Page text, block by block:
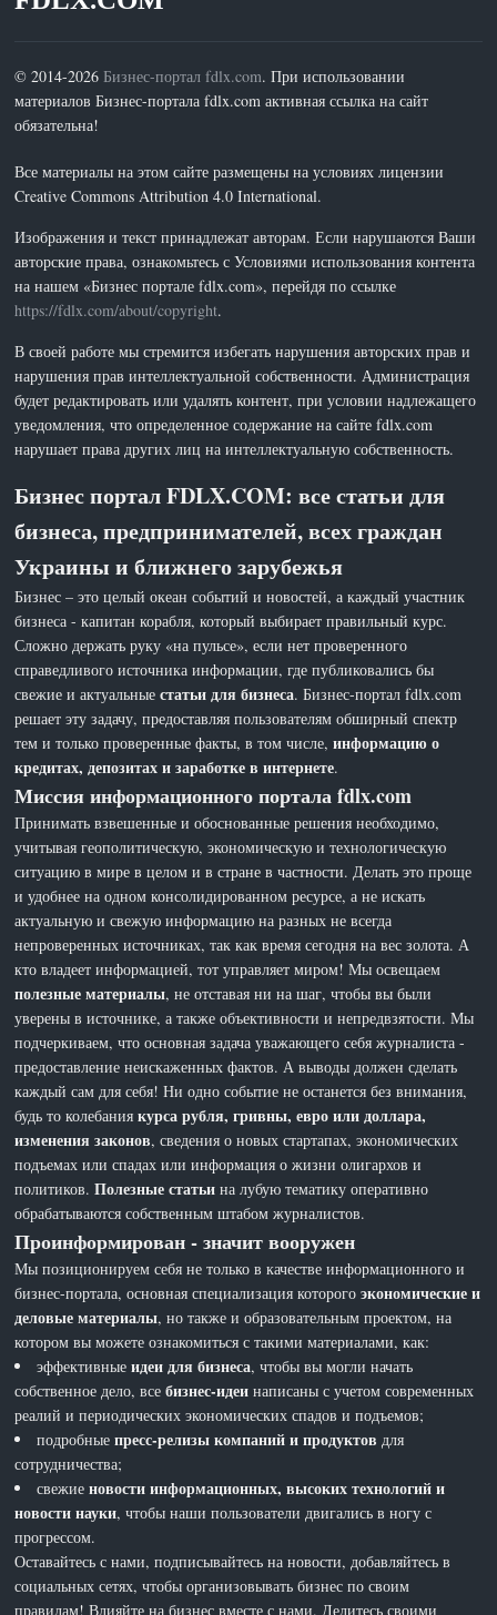
© 2014-2026Бизнес-портал fdlx.com. При использовании
материалов Бизнес-портала fdlx.com активная ссылка на сайт
обязательна!
Все материалы на этом сайте размещены на условиях лицензии
Creative Commons Attribution 4.0 International.
Изображения и текст принадлежат авторам. Если нарушаются Ваши
авторские права, ознакомьтесь с Условиями использования контента
на нашем «Бизнес портале fdlx.com», перейдя по ссылке
https://fdlx.com/about/copyright.
В своей работе мы стремится избегать нарушения авторских прав и
нарушения прав интеллектуальной собственности. Администрация
будет редактировать или удалять контент, при условии надлежащего
уведомления, что определенное содержание на сайте fdlx.com
нарушает права других лиц на интеллектуальную собственность.
Бизнес портал FDLX.COM: все статьи для
бизнеса, предпринимателей, всех граждан
Украины и ближнего зарубежья
Бизнес – это целый океан событий и новостей, а каждый участник
бизнеса - капитан корабля, который выбирает правильный курс.
Сложно держать руку «на пульсе», если нет проверенного
справедливого источника информации, где публиковались бы
свежие и актуальныестатьи для бизнеса. Бизнес-портал fdlx.com
решает эту задачу, предоставляя пользователям обширный спектр
тем и только проверенные факты, в том числе,информацию о
кредитах, депозитах и заработке в интернете.
Миссия информационного портала fdlx.com
Принимать взвешенные и обоснованные решения необходимо,
учитывая геополитическую, экономическую и технологическую
ситуацию в мире в целом и в стране в частности. Делать это проще
и удобнее на одном консолидированном ресурсе, а не искать
актуальную и свежую информацию на разных не всегда
непроверенных источниках, так как время сегодня на вес золота. А
кто владеет информацией, тот управляет миром! Мы освещаем
полезные материалы, не отставая ни на шаг, чтобы вы были
уверены в источнике, а также объективности и непредвзятости. Мы
подчеркиваем, что основная задача уважающего себя журналиста -
предоставление неискаженных фактов. А выводы должен сделать
каждый сам для себя! Ни одно событие не останется без внимания,
будь то колебаниякурса рубля, гривны, евро или доллара,
изменения законов, сведения о новых стартапах, экономических
подъемах или спадах или информация о жизни олигархов и
политиков.Полезные статьи на лубую тематику оперативно
обрабатываются собственным штабом журналистов.
Проинформирован - значит вооружен
Мы позиционируем себя не только в качестве информационного и
бизнес-портала, основная специализация которогоэкономические и
деловые материалы, но также и образовательным проектом, на
котором вы можете ознакомиться с такими материалами, как:
эффективныеидеи для бизнеса, чтобы вы могли начать
собственное дело, всебизнес-идеи написаны с учетом современных
реалий и периодических экономических спадов и подъемов;
подробныепресс-релизы компаний и продуктов для
сотрудничества;
свежиеновости информационных, высоких технологий и
новости науки, чтобы наши пользователи двигались в ногу с
прогрессом.
Оставайтесь с нами, подписывайтесь на новости, добавляйтесь в
социальных сетях, чтобы организовывать бизнес по своим
правилам! Влияйте на бизнес вместе с нами. Делитесь своими